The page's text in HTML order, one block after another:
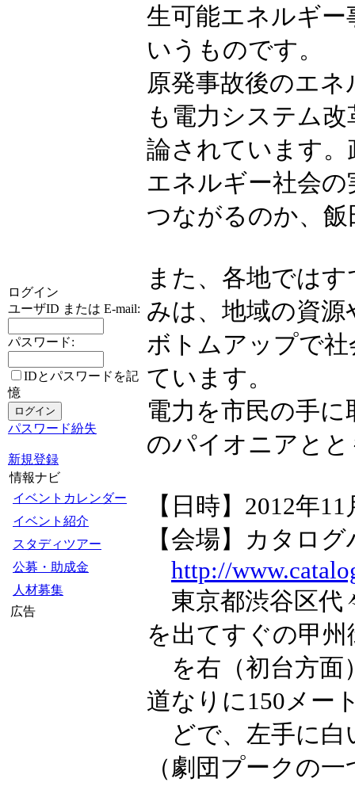
ログイン
ユーザID または E-mail:
パスワード:
IDとパスワードを記
憶
パスワード紛失
新規登録
情報ナビ
イベントカレンダー
イベント紹介
スタディツアー
公募・助成金
人材募集
広告
生可能エネルギ
いうものです。
原発事故後のエ
も電力システム改
論されています
エネルギー社会の
つながるのか、
また、各地では
みは、地域の資
ボトムアップで
ています。
電力を市民の手
のパイオニアと
【日時】2012年
【会場】カタロ
http://
東京都渋谷区代
を出てすぐの甲州
を右（初台方面
道なりに150メー
どで、左手に白
（劇団プークの